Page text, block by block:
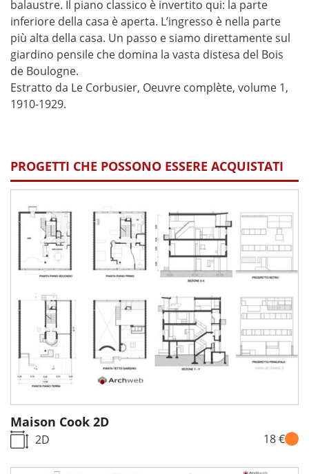
balaustre. Il piano classico è invertito qui: la parte
inferiore della casa è aperta. L’ingresso è nella parte
più alta della casa. Un passo e siamo direttamente sul
giardino pensile che domina la vasta distesa del Bois
de Boulogne.
Estratto da Le Corbusier, Oeuvre complète, volume 1,
1910-1929.
PROGETTI CHE POSSONO ESSERE ACQUISTATI
Maison Cook 2D
2D 18 €